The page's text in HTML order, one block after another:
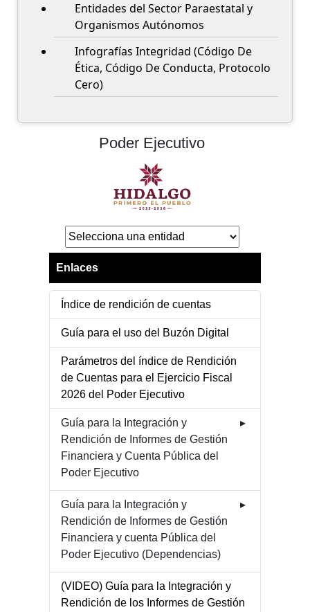
Entidades del Sector Paraestatal y
Organismos Autónomos
Infografías Integridad (Código De
Ética, Código De Conducta, Protocolo
Cero)
Poder Ejecutivo
Enlaces
Índice de rendición de cuentas
Guía para el uso del Buzón Digital
Parámetros del índice de Rendición
de Cuentas para el Ejercicio Fiscal
2026 del Poder Ejecutivo
Guía para la Integración y
Rendición de Informes de Gestión
Financiera y Cuenta Pública del
Poder Ejecutivo
Guía para la Integración y
Rendición de Informes de Gestión
Financiera y cuenta Pública del
Poder Ejecutivo (Dependencias)
(VIDEO) Guía para la Integración y
Rendición de los Informes de Gestión